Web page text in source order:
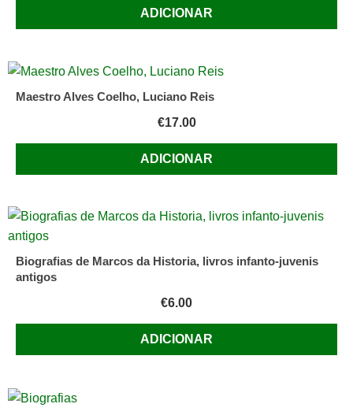
ADICIONAR
Maestro Alves Coelho, Luciano Reis
€17.00
ADICIONAR
Biografias de Marcos da Historia, livros infanto-juvenis
antigos
€6.00
ADICIONAR